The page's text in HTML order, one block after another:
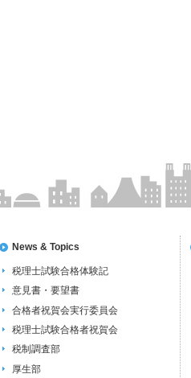
News & Topics
税理士試験合格体験記
意見書・要望書
合格者祝賀会実行委員会
税理士試験合格者祝賀会
税制調査部
厚生部